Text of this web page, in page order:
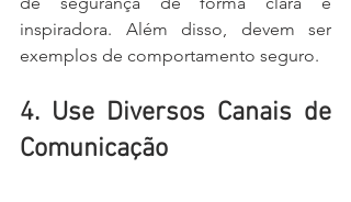
inspiradora. Além disso, devem ser
exemplos de comportamento seguro.
4. Use Diversos Canais de
Comunicação